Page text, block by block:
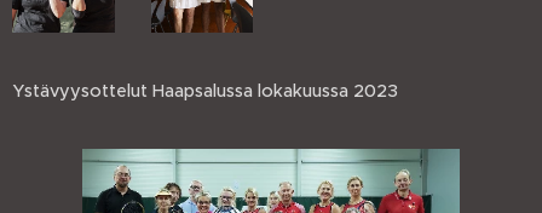
Ystävyysottelut Haapsalussa lokakuussa 2023